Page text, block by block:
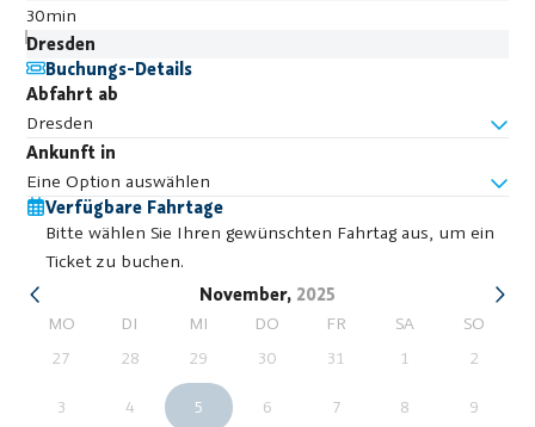
30min
Dresden
Buchungs-Details
Abfahrt ab
Dresden
Ankunft in
Eine Option auswählen
Verfügbare Fahrtage
Bitte wählen Sie Ihren gewünschten Fahrtag aus, um ein
Ticket zu buchen.
November, 2025
MO
DI MI DO FR SA
SO
27
28 29 30 31 1 2
3 4 5 6 7 8 9